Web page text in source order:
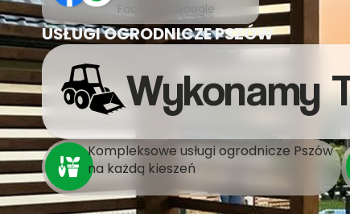
Facebook,Google
USŁUGI OGRODNICZE PSZÓW
Wykonamy
Kompleksowe usługi ogrodnicze Pszów
na każdą kieszeń